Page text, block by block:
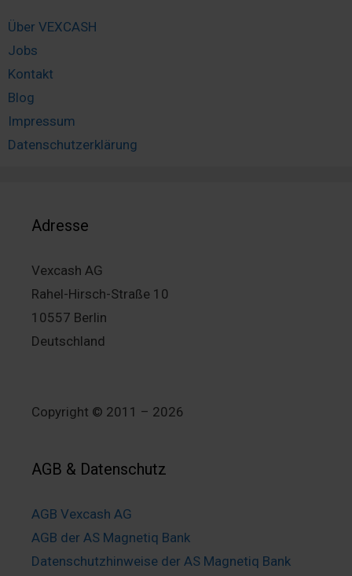
Über VEXCASH
Jobs
Kontakt
Blog
Impressum
Datenschutzerklärung
Adresse
Vexcash AG
Rahel-Hirsch-Straße 10
10557 Berlin
Deutschland
Copyright © 2011 – 2026
AGB & Datenschutz
AGB Vexcash AG
AGB der AS Magnetiq Bank
Datenschutzhinweise der AS Magnetiq Bank